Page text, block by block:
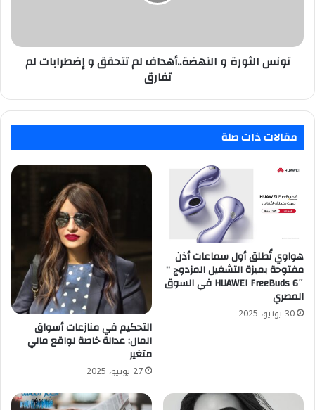
لم
تفارقتونس الثورة و النهضة..أهداف لم تتحقق و إضطرابات لم
تفارق
مقالات ذات صلة
هواوي تُطلق أول سماعات أذن
مفتوحة بميزة التشغيل المزدوج ”
HUAWEI FreeBuds 6″ في السوق
المصري
30 يونيو، 2025
التحكيم في منازعات أسواق
المال: عدالة خاصة لواقع مالي
متغير
27 يونيو، 2025